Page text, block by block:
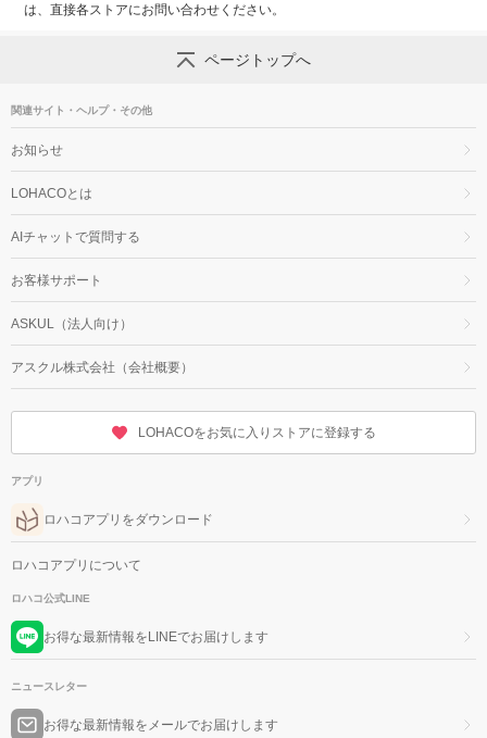
は、直接各ストアにお問い合わせください。
ページトップへ
関連サイト・ヘルプ・その他
お知らせ
LOHACOとは
AIチャットで質問する
お客様サポート
ASKUL（法人向け）
アスクル株式会社（会社概要）
LOHACOをお気に入りストアに登録する
アプリ
ロハコアプリをダウンロード
ロハコアプリについて
ロハコ公式LINE
お得な最新情報をLINEでお届けします
ニュースレター
お得な最新情報をメールでお届けします